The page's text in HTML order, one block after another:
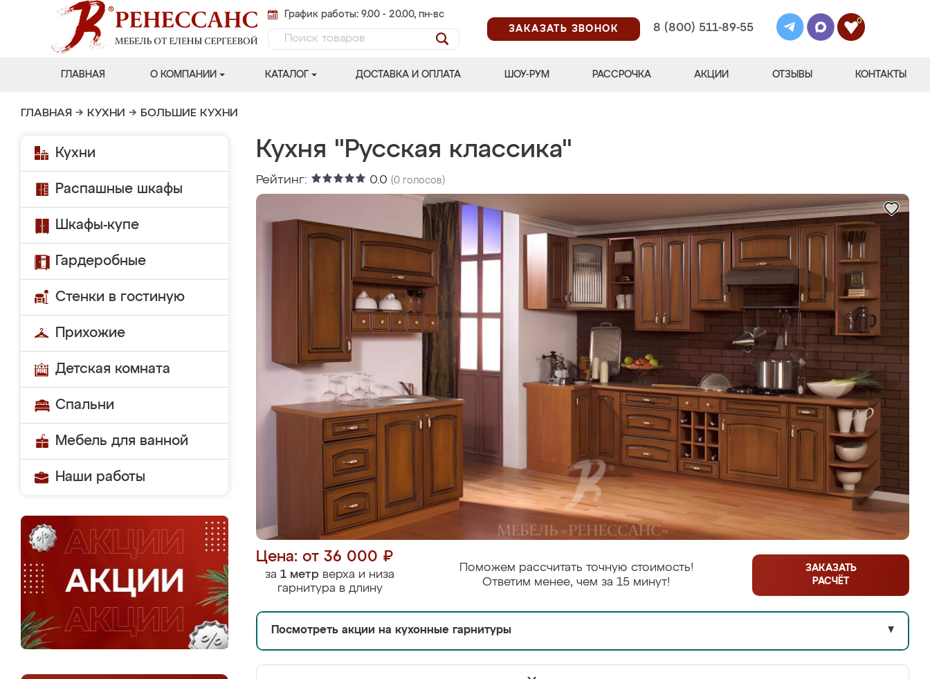
График работы: 9.00 - 20.00, пн-вс
ЗАКАЗАТЬ ЗВОНОК
8 (800) 511-89-55
0
ГЛАВНАЯ О КОМПАНИИ КАТАЛОГ ДОСТАВКА И ОПЛАТА ШОУ-РУМ РАССРОЧКА АКЦИИ ОТЗЫВЫ КОНТАКТЫ
ГЛАВНАЯ → КУХНИ → БОЛЬШИЕ КУХНИ
Кухни
Распашные шкафы
Шкафы-купе
Гардеробные
Стенки в гостиную
Прихожие
Детская комната
Спальни
Мебель для ванной
Наши работы
Кухня "Русская классика"
Рейтинг: 0.0 (0 голосов)
Цена: от 36 000 ₽
за 1 метр верха и низа
гарнитура в длину
Поможем рассчитать точную стоимость!
Ответим менее, чем за 15 минут!
ЗАКАЗАТЬ
РАСЧЁТ
Посмотреть акции на кухонные гарнитуры ▼